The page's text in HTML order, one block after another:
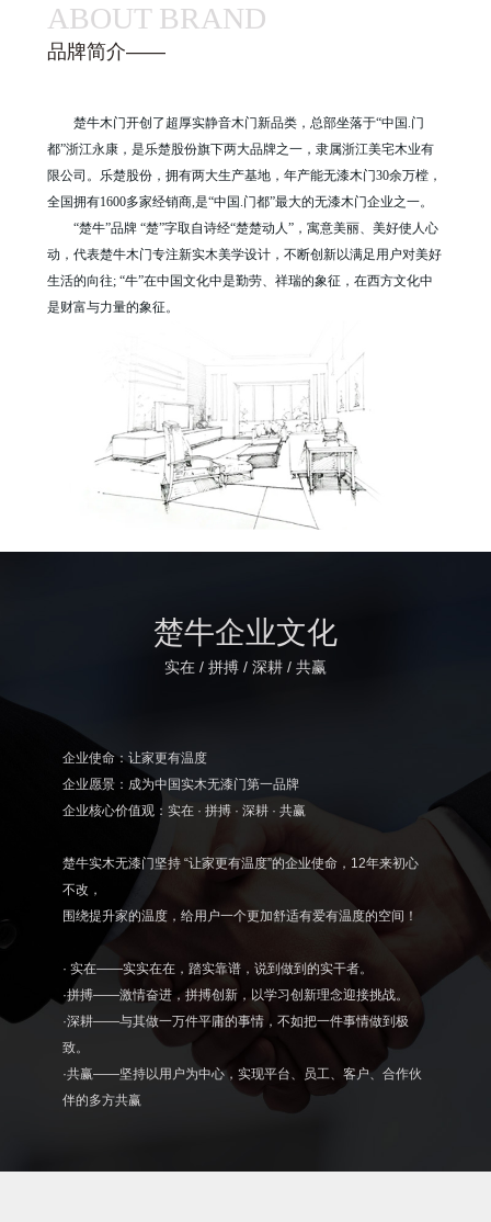
ABOUT BRAND
品牌简介——
楚牛木门开创了超厚实静音木门新品类，总部坐落于“中国.门
都”浙江永康，是乐楚股份旗下两大品牌之一，隶属浙江美宅木业有
限公司。乐楚股份，拥有两大生产基地，年产能无漆木门30余万樘，
全国拥有1600多家经销商,是“中国.门都”最大的无漆木门企业之一。
“楚牛”品牌 “楚”字取自诗经“楚楚动人”，寓意美丽、美好使人心
动，代表楚牛木门专注新实木美学设计，不断创新以满足用户对美好
生活的向往; “牛”在中国文化中是勤劳、祥瑞的象征，在西方文化中
是财富与力量的象征。
楚牛企业文化
实在 / 拼搏 / 深耕 / 共赢
企业使命：让家更有温度
企业愿景：成为中国实木无漆门第一品牌
企业核心价值观：实在 · 拼搏 · 深耕 · 共赢
楚牛实木无漆门坚持 “让家更有温度”的企业使命，12年来初心
不改，
围绕提升家的温度，给用户一个更加舒适有爱有温度的空间！
· 实在——实实在在，踏实靠谱，说到做到的实干者。
·拼搏——激情奋进，拼搏创新，以学习创新理念迎接挑战。
·深耕——与其做一万件平庸的事情，不如把一件事情做到极
致。
·共赢——坚持以用户为中心，实现平台、员工、客户、合作伙
伴的多方共赢